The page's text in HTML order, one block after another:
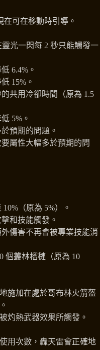
在可在移動時引導。
光一閃每 2 秒只能觸發一
6.4%。
15%。
共用冷卻時間（原為 1.5
5%。
預期的問題。
屬性大幅多於預期的問
（原為 5%）。
和技能觸發。
傷害不再會被專業技能消
個叢林榴槤（原為 10
施加在處於哥布林火箭盔
灼熱武器效果所觸發。
用次數，轟天雷會正確地